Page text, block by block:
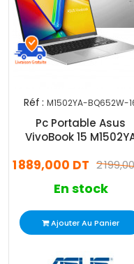
Réf : M1502YA-BQ652W-
Pc Portable Asus
VivoBook 15
Windows 11
2
1 889,000 DT
En stock
Ajouter Au Panier